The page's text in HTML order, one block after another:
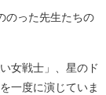
のった先生たちの
女戦士」、星のド
一度に演じていま